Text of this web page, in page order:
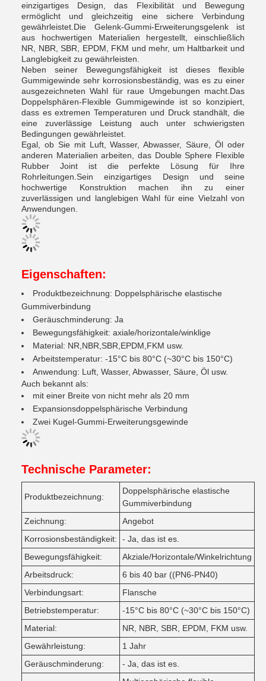
einzigartiges Design, das Flexibilität und Bewegung
ermöglicht und gleichzeitig eine sichere Verbindung
gewährleistet.Die Gelenk-Gummi-Erweiterungsgelenk ist
aus hochwertigen Materialien hergestellt, einschließlich
NR, NBR, SBR, EPDM, FKM und mehr, um Haltbarkeit und
Langlebigkeit zu gewährleisten.
Neben seiner Bewegungsfähigkeit ist dieses flexible
Gummigewinde sehr korrosionsbeständig, was es zu einer
ausgezeichneten Wahl für raue Umgebungen macht.Das
Doppelsphären-Flexible Gummigewinde ist so konzipiert,
dass es extremen Temperaturen und Druck standhält, die
eine zuverlässige Leistung auch unter schwierigsten
Bedingungen gewährleistet.
Egal, ob Sie mit Luft, Wasser, Abwasser, Säure, Öl oder
anderen Materialien arbeiten, das Double Sphere Flexible
Rubber Joint ist die perfekte Lösung für Ihre
Rohrleitungen.Sein einzigartiges Design und seine
hochwertige Konstruktion machen ihn zu einer
zuverlässigen und langlebigen Wahl für eine Vielzahl von
Anwendungen.
Eigenschaften:
Produktbezeichnung: Doppelsphärische elastische
Gummiverbindung
Geräuschminderung: Ja
Bewegungsfähigkeit: axiale/horizontale/winklige
Material: NR,NBR,SBR,EPDM,FKM usw.
Arbeitstemperatur: -15°C bis 80°C (~30°C bis 150°C)
Anwendung: Luft, Wasser, Abwasser, Säure, Öl usw.
Auch bekannt als:
mit einer Breite von nicht mehr als 20 mm
Expansionsdoppelsphärische Verbindung
Zwei Kugel-Gummi-Erweiterungsgewinde
Technische Parameter:
Produktbezeichnung:
Doppelsphärische elastische
Gummiverbindung
Zeichnung:
Angebot
Korrosionsbeständigkeit:
- Ja, das ist es.
Bewegungsfähigkeit:
Akziale/Horizontale/Winkelrichtung
Arbeitsdruck:
6 bis 40 bar ((PN6-PN40)
Verbindungsart:
Flansche
Betriebstemperatur:
-15°C bis 80°C (~30°C bis 150°C)
Material:
NR, NBR, SBR, EPDM, FKM usw.
Gewährleistung:
1 Jahr
Geräuschminderung:
- Ja, das ist es.